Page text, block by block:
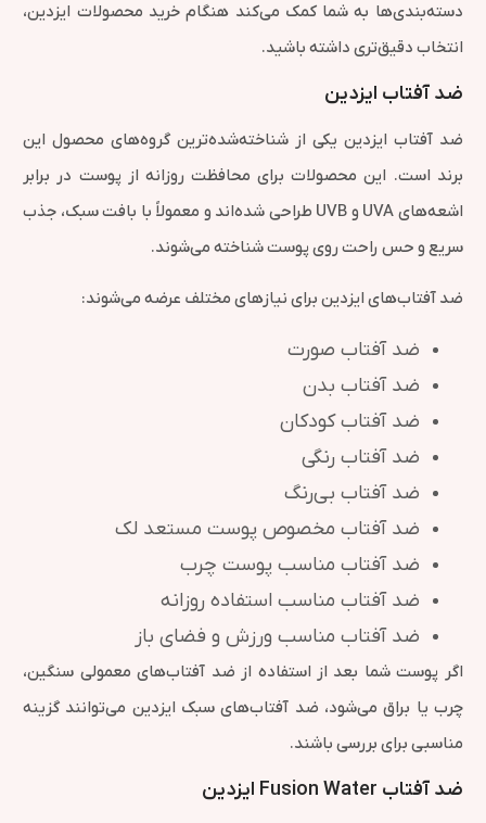
دسته‌بندی‌ها به شما کمک می‌کند هنگام خرید محصولات ایزدین،
انتخاب دقیق‌تری داشته باشید.
ضد آفتاب ایزدین
ضد آفتاب ایزدین یکی از شناخته‌شده‌ترین گروه‌های محصول این
برند است. این محصولات برای محافظت روزانه از پوست در برابر
اشعه‌های UVA و UVB طراحی شده‌اند و معمولاً با بافت سبک، جذب
سریع و حس راحت روی پوست شناخته می‌شوند.
ضد آفتاب‌های ایزدین برای نیازهای مختلف عرضه می‌شوند:
ضد آفتاب صورت
ضد آفتاب بدن
ضد آفتاب کودکان
ضد آفتاب رنگی
ضد آفتاب بی‌رنگ
ضد آفتاب مخصوص پوست مستعد لک
ضد آفتاب مناسب پوست چرب
ضد آفتاب مناسب استفاده روزانه
ضد آفتاب مناسب ورزش و فضای باز
اگر پوست شما بعد از استفاده از ضد آفتاب‌های معمولی سنگین،
چرب یا براق می‌شود، ضد آفتاب‌های سبک ایزدین می‌توانند گزینه
مناسبی برای بررسی باشند.
ضد آفتاب Fusion Water ایزدین